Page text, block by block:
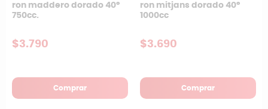
ron maddero dorado 40º
750cc.
$3.790
Comprar
ron mitjans dorado 40°
1000cc
$3.690
Comprar